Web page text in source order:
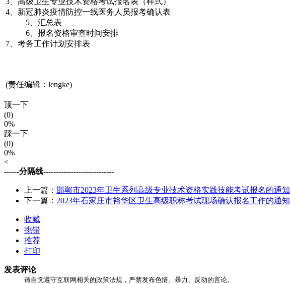
4、新冠肺炎疫情防控一线医务人员报考确认表
5、汇总表
6、 报名资格审查时间安排
7、考务工作计划安排表
(责任编辑：lengke)
顶一下
(0)
0%
踩一下
(0)
0%
<
------分隔线----------------------------
上一篇： 邯郸市2023年卫生系列高级专业技术资格实践技能考试报名的通知
下一篇： 2023年石家庄市裕华区卫生高级职称考试现场确认报名工作的通知
收藏
挑错
推荐
打印
发表评论
请自觉遵守互联网相关的政策法规，严禁发布色情、暴力、反动的言论。